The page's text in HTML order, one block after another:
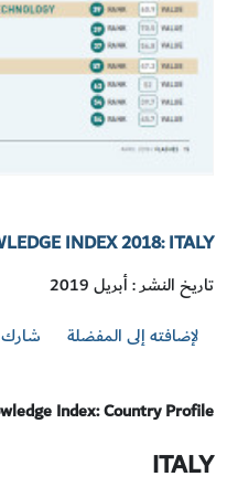
INDEX 2018: ITALY
تاريخ النشر : أبريل 2019
لإضافته إلى المفضلة
شارك
Index: Country Profile:
ITALY